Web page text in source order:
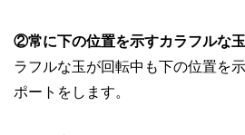
②常に下の位置を示すカラフルな
ラフルな玉が回転中も下の位置を
ポートをします。